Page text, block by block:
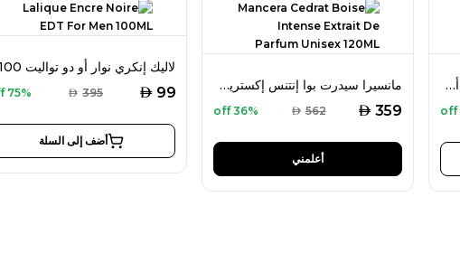
AED 99
AED 395
75% off
أضف إلى السلة
مانسيرا سيدرت بوا إنتنس إكستريت دو بارفان 120 مل للجنسين
AED 359
AED 562
36% off
أعلمني
جان بول غوتييه لو ميل لو بارفان أو دو بارفان إنتنس 200 مل للرجال